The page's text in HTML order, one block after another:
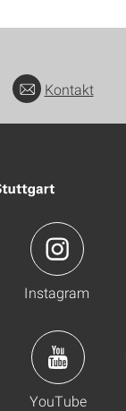
Kontakt
Instagram
YouTube